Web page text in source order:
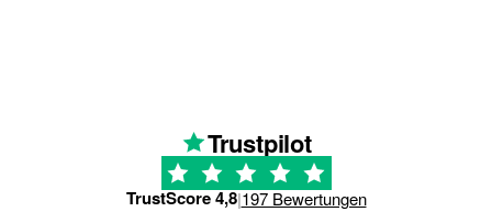
Trustpilot
TrustScore 4,8|197 Bewertungen